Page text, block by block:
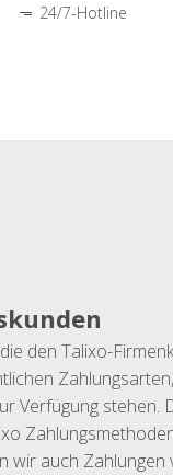
24/7-Hotline
den Talixo-
Verfügung stehen.
wir auch Zahlungen